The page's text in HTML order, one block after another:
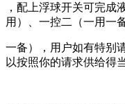
，配上浮球开关可完成
用）、一控二（一用一
一备），用户如有特别
以按照你的请求供给得